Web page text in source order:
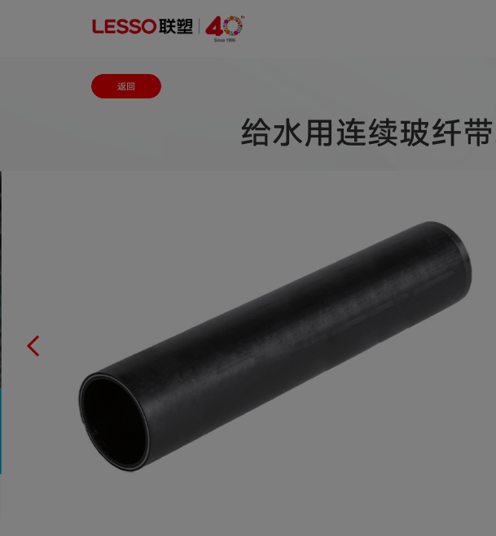
返回
给水用连续玻纤